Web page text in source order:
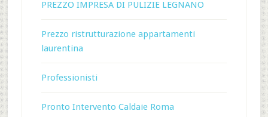
PREZZO IMPRESA DI PULIZIE LEGNANO
Prezzo ristrutturazione appartamenti
laurentina
Professionisti
Pronto Intervento Caldaie Roma